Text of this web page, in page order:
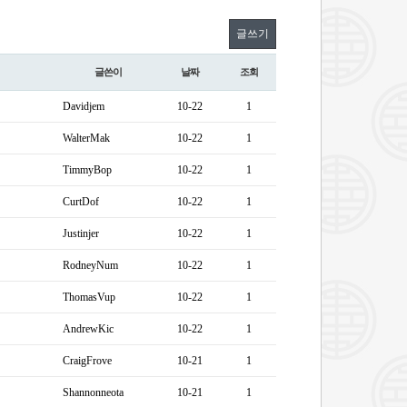
글쓰기
글쓴이 날짜 조회
Davidjem 10-22 1
WalterMak 10-22 1
TimmyBop 10-22 1
CurtDof 10-22 1
Justinjer 10-22 1
RodneyNum 10-22 1
ThomasVup 10-22 1
AndrewKic 10-22 1
CraigFrove 10-21 1
Shannonneota 10-21 1